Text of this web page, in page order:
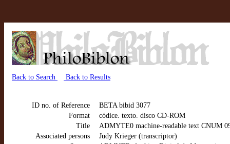
Back to Search Back to Results
ID no. of Reference
BETA bibid 3077
Format
códice. texto. disco CD-ROM
Title
ADMYTE0 machine-readable text CNUM
Associated persons
Judy Krieger (transcriptor)